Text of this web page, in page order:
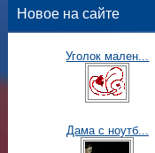
Новое на сайте
Уголок мален...
Дама с ноутб...